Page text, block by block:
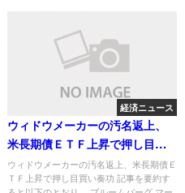
経済ニュース
ウィドウメーカーの汚名返上、
米長期債ＥＴＦ上昇で押し目買
い奏功
ウィドウメーカーの汚名返上、米長期債Ｅ
ＴＦ上昇で押し目買い奏功 記事を要約す